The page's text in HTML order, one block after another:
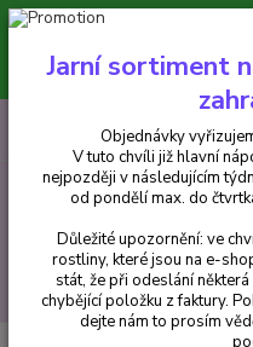
Minimální hodnota pro
V tuto chvíli již hlavní nápor
nejpozději v následujícím
vyřizujeme v
+420 602 223 614
Jarní sortiment
Objednávky
V tuto chvíli již hlavní
nejpozději v následujícím
od pondělí max. do
Důležité upozornění: ve
rostliny, které jsou na e-
stát, že při odeslání
chybějící položku z faktury.
dejte nám to prosím